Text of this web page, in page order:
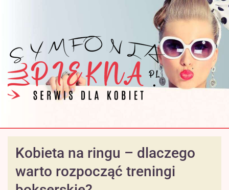
Kobieta na ringu – dlaczego
warto rozpocząć treningi